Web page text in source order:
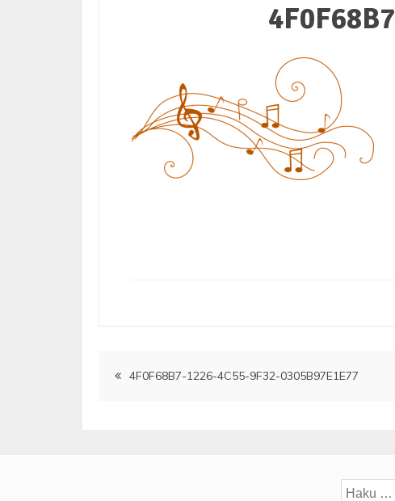
Artikkelien
4F0F68B7-1226-4C55-9F32-0305B97E1E77
Haku: